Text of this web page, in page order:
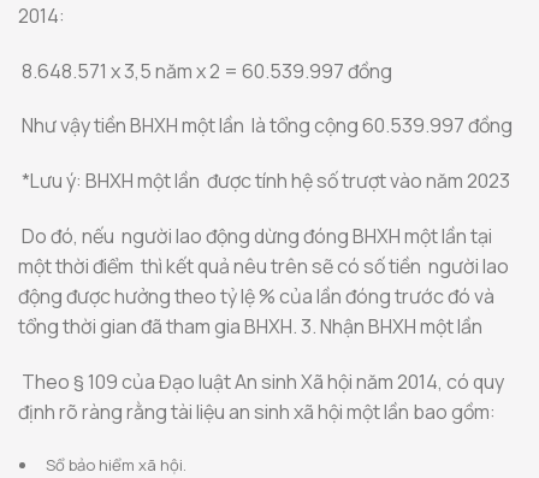
2014:
8.648.571 x 3,5 năm x 2 = 60.539.997 đồng
Như vậy tiền BHXH một lần là tổng cộng 60.539.997 đồng
*Lưu ý: BHXH một lần được tính hệ số trượt vào năm 2023
Do đó, nếu người lao động dừng đóng BHXH một lần tại
một thời điểm thì kết quả nêu trên sẽ có số tiền người lao
động được hưởng theo tỷ lệ % của lần đóng trước đó và
tổng thời gian đã tham gia BHXH. 3. Nhận BHXH một lần
Theo § 109 của Đạo luật An sinh Xã hội năm 2014, có quy
định rõ ràng rằng tài liệu an sinh xã hội một lần bao gồm:
Sổ bảo hiểm xã hội.